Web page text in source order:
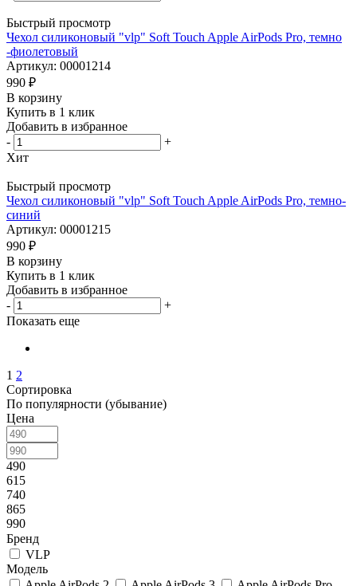
Быстрый просмотр
Чехол силиконовый "vlp" Soft Touch Apple AirPods Pro, темно
-фиолетовый
Артикул: 00001214
990 ₽
В корзину
Купить в 1 клик
Добавить в избранное
-
+
Хит
Быстрый просмотр
Чехол силиконовый "vlp" Soft Touch Apple AirPods Pro, темно-
синий
Артикул: 00001215
990 ₽
В корзину
Купить в 1 клик
Добавить в избранное
-
+
Показать еще
1 2
Сортировка
По популярности (убывание)
Цена
490
615
740
865
990
Бренд
VLP
Модель